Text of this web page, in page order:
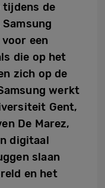
tijdens de
Samsung
een
die op het
zich op de
werkt
Gent,
De Marez,
digitaal
slaan
en het